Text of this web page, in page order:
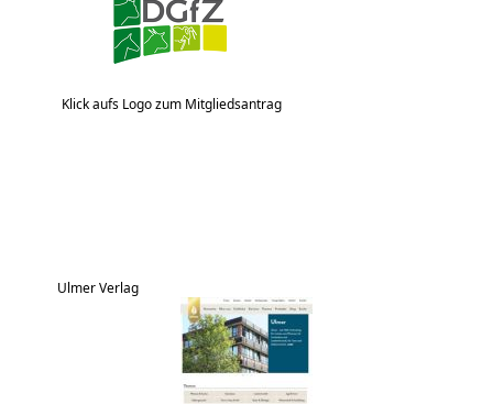
Klick aufs Logo zum Mitgliedsantrag
Ulmer Verlag